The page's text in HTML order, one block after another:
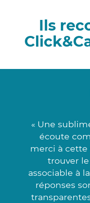
Ils
« Une
écoute
merci à
trouver
associable à
réponses